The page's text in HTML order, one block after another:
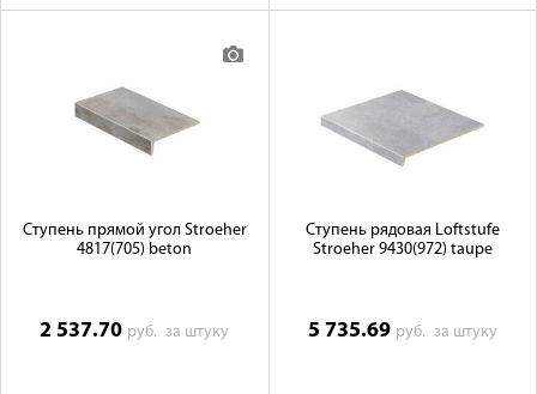
Ступень прямой угол Stroeher
4817(705) beton
2 537.70 руб.за штуку
Ступень рядовая Loftstufe
Stroeher 9430(972) taupe
5 735.69 руб. за штуку